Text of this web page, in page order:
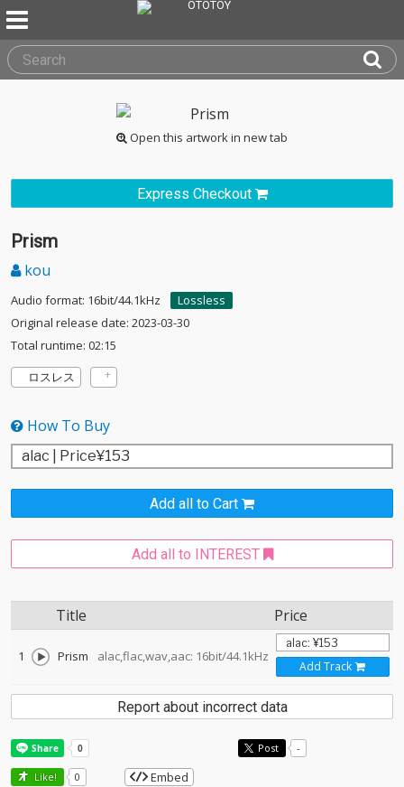
Open this artwork in new tab
Express Checkout
Prism
kou
Audio format: 16bit/44.1kHz
Lossless
Original release date: 2023-03-30
Total runtime: 02:15
ロスレス
How To Buy
Add all to Cart
Add all to INTEREST
Title Price
1 Prism alac,flac,wav,aac: 16bit/44.1kHz
Add Track
Report about incorrect data
Post -
Like! 0 Embed